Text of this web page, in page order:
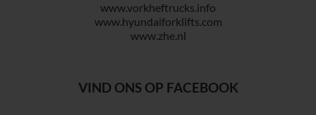
www.vorkheftrucks.info
www.hyundaiforklifts.com
www.zhe.nl
VIND ONS OP FACEBOOK